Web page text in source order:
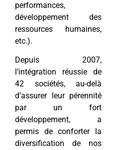
performances,
développement des
ressources humaines,
etc.).
Depuis 2007,
l’intégration réussie de
42 sociétés, au-delà
d’assurer leur pérennité
par un fort
développement, a
permis de conforter la
diversification de nos